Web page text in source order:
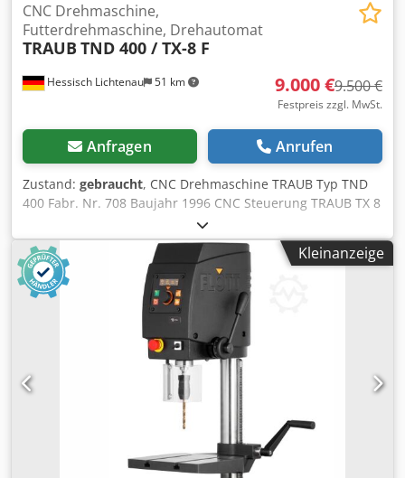
Hessisch Lichtenau 51 km
CNC Drehmaschine,
Futterdrehmaschine, Drehautomat
TRAUB TND 400 / TX-8 F
9.000 €9.500 €
Festpreis zzgl. MwSt.
Anfragen Anrufen
Zustand: gebraucht, CNC Drehmaschine TRAUB Typ TND
400 Fabr. Nr. 708 Baujahr 1996 CNC Steuerung TRAUB TX 8
F Nenn-Drehdurchmesser: 400 mm Schwingdurchmesser
über Bett max. 470mm Dkedezacwdepfx Anror
Spindedurchlass im Zugrohr 65 mm Motorleistung
Spindelantrieb 22 kW Gesamtleistungsbedarf 35 kW
Netzanschluß 380 Volt, 50 Hz. - Elektronisches Handrad -
RS 232 - Datenschnittstelle - Scheibenrevolver mit 12
Werkzeugplätzen VDI 40 - dazu 8 Stück
Werkzeugaufnahmen VDI 40 - 3-Backen Kraftspannfutter Ø
225 mm SMW Autoblok, Typ KNCS-N- Ø 225-65 dazu ein
großer Posten Drehfutterbacken - hydraulischer
Hohlspannzylinder SMW, Typ ZHDAS-130-67 -
Späneförderer KNOLL, Typ 200 S-1/600 -
Kühlmitteleinrichtung - Hydraulikaggregat nebenstehend
(L x B x H 650 x 500 x 1000 mm) Platzbedarf L x B x H 4800 x
Kleinanzeige